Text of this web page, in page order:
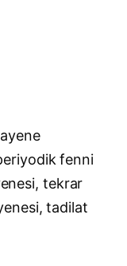
fenni
tekrar
tadilat